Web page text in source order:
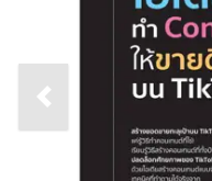
Previous slide